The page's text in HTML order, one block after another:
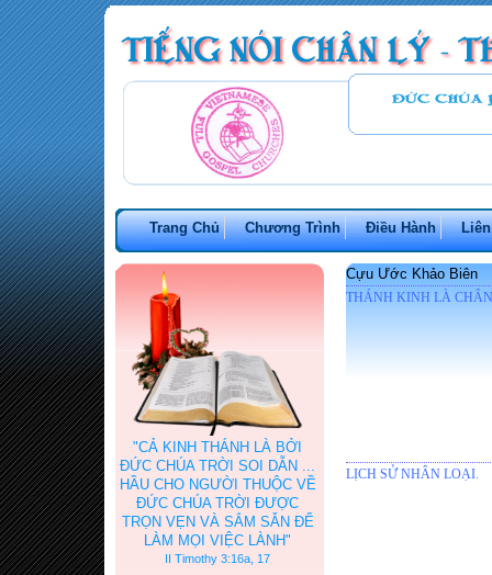
Trang Chủ Chương Trình Điều Hành
"CẢ KINH THÁNH LÀ BỞI
ĐỨC CHÚA TRỜI SOI DẪN ...
HẦU CHO NGƯỜI THUỘC VỀ
ĐỨC CHÚA TRỜI ĐƯỢC
TRỌN VẸN VÀ SẮM SẴN ĐỂ
LÀM MỌI VIỆC LÀNH"
II Timothy 3:16a, 17
Cựu Ước Khảo Biên
THÁNH KINH LÀ
LỊCH SỬ NHÂN LOẠI.